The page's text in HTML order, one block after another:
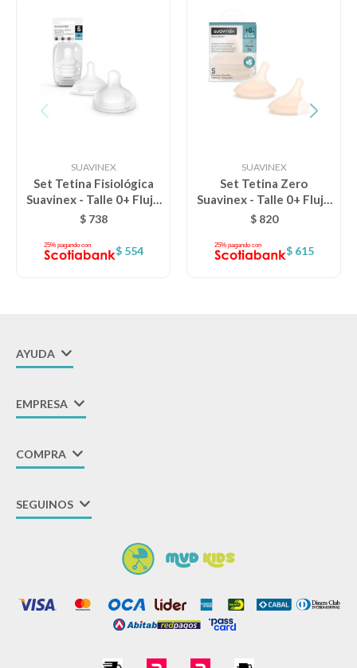
SUAVINEX
Set Tetina Fisiológica
Suavinex - Talle 0+ Flujo
S
$ 738
$ 554
SUAVINEX
Set Tetina Zero
Suavinex - Talle 0+ Flujo
S
$ 820
$ 615
AYUDA
EMPRESA
COMPRA
SEGUINOS